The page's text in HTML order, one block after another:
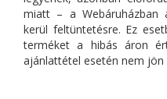
miatt – a Webáruházban
kerül feltüntetésre. Ez
terméket a hibás áron
ajánlattétel esetén nem jön